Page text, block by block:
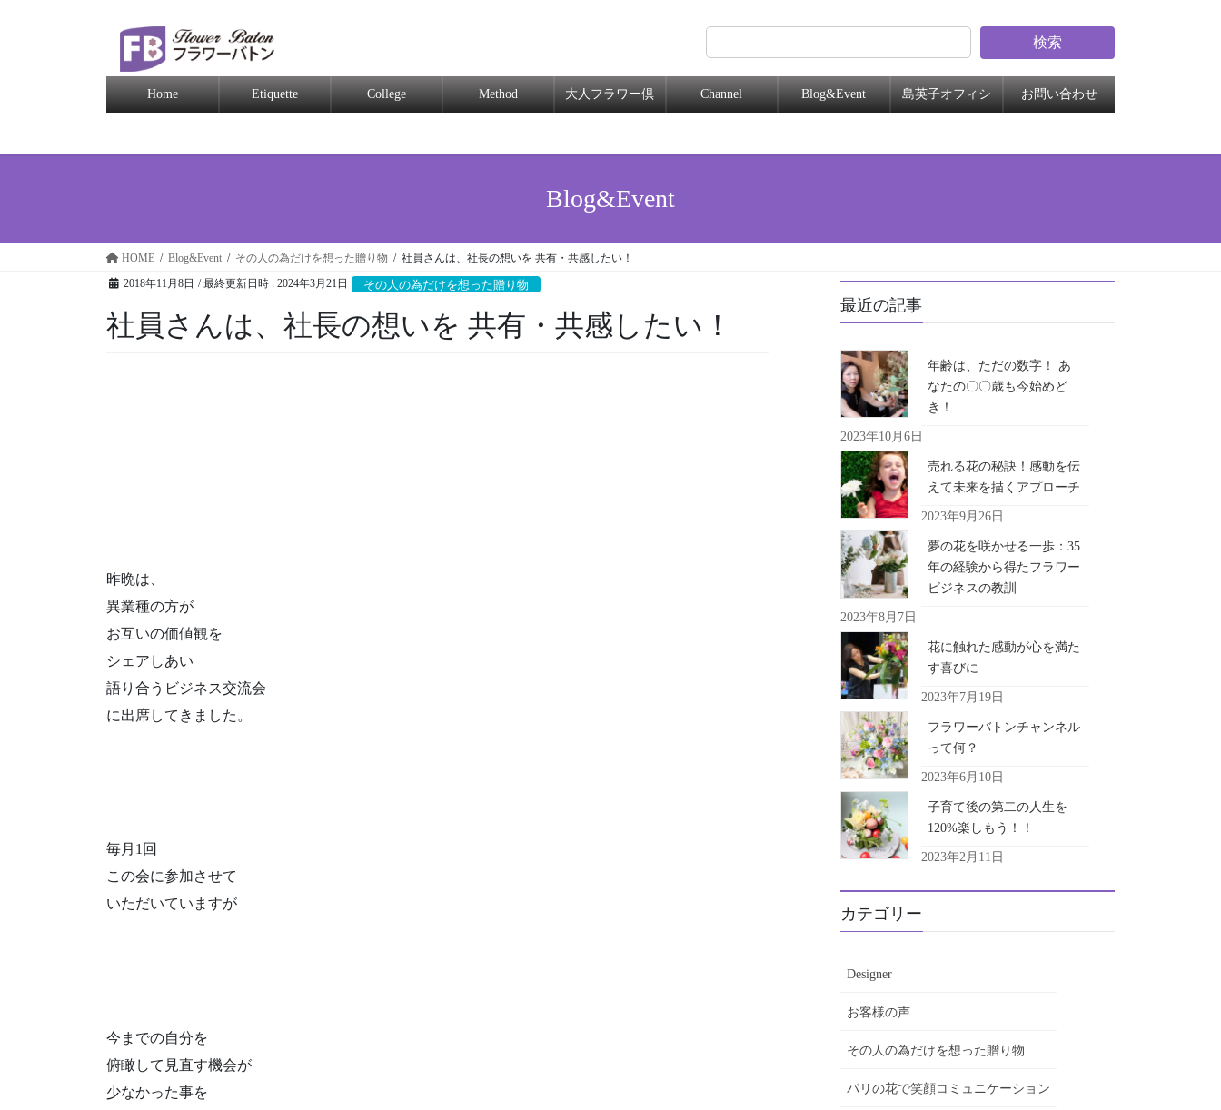
検索
Home Etiquette College Method 大人フラワー倶 Channel Blog&Event 島英子オフィシ お問い合わせ
Blog&Event
HOME Blog&Event その人の為だけを想った贈り物
社員さんは、社長の想いを 共有・共感したい！
2018年11月8日 / 最終更新日時 : 2024年3月21日 その人の為だけを想った贈り物
社員さんは、社長の想いを 共有・共感したい！
———————————–
昨晩は、
異業種の方が
お互いの価値観を
シェアしあい
語り合うビジネス交流会
に出席してきました。
毎月1回
この会に参加させて
いただいていますが
今までの自分を
俯瞰して見直す機会が
少なかった事を
最近の記事
年齢は、ただの数字！ あ
なたの〇〇歳も今始めど
き！
2023年10月6日
売れる花の秘訣！感動を伝
えて未来を描くアプローチ
2023年9月26日
夢の花を咲かせる一歩：35
年の経験から得たフラワー
ビジネスの教訓
2023年8月7日
花に触れた感動が心を満た
す喜びに
2023年7月19日
フラワーバトンチャンネル
って何？
2023年6月10日
子育て後の第二の人生を
120%楽しもう！！
2023年2月11日
カテゴリー
Designer
お客様の声
その人の為だけを想った贈り物
パリの花で笑顔コミュニケーション